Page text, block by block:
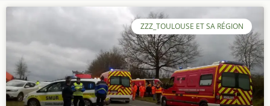
ZZZ_TOULOUSE ET SA RÉGION